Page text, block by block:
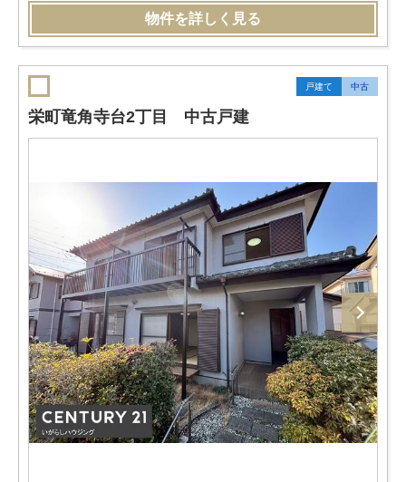
物件を詳しく見る
戸建て 中古
栄町竜角寺台2丁目 中古戸建